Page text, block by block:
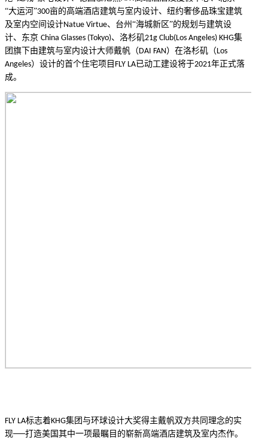
“大运河”300亩的高端酒店建筑与室内设计、纽约奢侈品珠宝建筑
及室内空间设计Natue Virtue、台州“海城新区”的规划与建筑设
计、东京 China Glasses (Tokyo)、洛杉矶21g Club(Los Angeles) KHG集
团旗下由建筑与室内设计大师戴帆（ DAI FAN ）在洛杉矶（ Los
Angeles）设计的首个住宅项目 FLY LA已动工建设将于2021年正式落
成。
FLY LA标志着 KHG集团与环球设计大奖得主戴帆双方共同理念的实
现──打造美国其中一项最瞩目的崭新高端酒店建筑及室内杰作。